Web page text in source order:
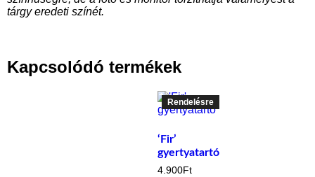
tárgy eredeti színét.
Kapcsolódó termékek
Rendelésre
‘Fir’
gyertyatartó
4.900Ft